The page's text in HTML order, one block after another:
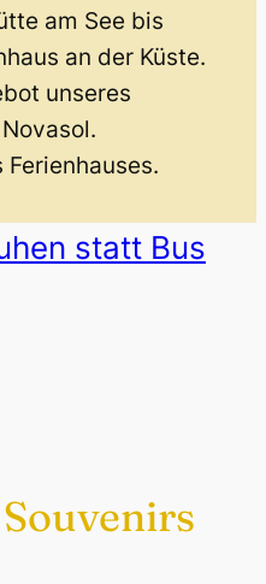
am See bis
an der Küste.
unseres
statt Bus